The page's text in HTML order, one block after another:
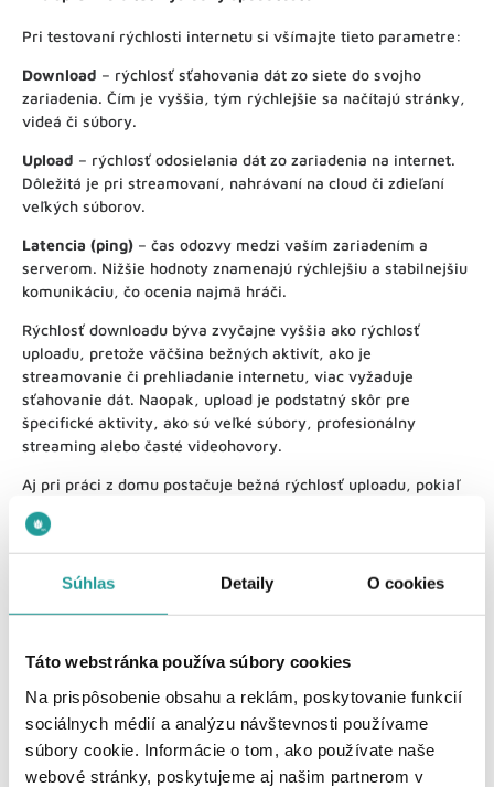
Súhlas Detaily O cookies
Táto webstránka používa súbory cookies
Na prispôsobenie obsahu a reklám, poskytovanie funkcií
sociálnych médií a analýzu návštevnosti používame
súbory cookie. Informácie o tom, ako používate naše
webové stránky, poskytujeme aj našim partnerom v
Pri testovaní rýchlosti internetu si všímajte tieto parametre:
Download – rýchlosť sťahovania dát zo siete do svojho
zariadenia. Čím je vyššia, tým rýchlejšie sa načítajú stránky,
videá či súbory.
Upload – rýchlosť odosielania dát zo zariadenia na internet.
Dôležitá je pri streamovaní, nahrávaní na cloud či zdieľaní
veľkých súborov.
Latencia (ping) – čas odozvy medzi vaším zariadením a
serverom. Nižšie hodnoty znamenajú rýchlejšiu a stabilnejšiu
komunikáciu, čo ocenia najmä hráči.
Rýchlosť downloadu býva zvyčajne vyššia ako rýchlosť
uploadu, pretože väčšina bežných aktivít, ako je
streamovanie či prehliadanie internetu, viac vyžaduje
sťahovanie dát. Naopak, upload je podstatný skôr pre
špecifické aktivity, ako sú veľké súbory, profesionálny
streaming alebo časté videohovory.
Aj pri práci z domu postačuje bežná rýchlosť uploadu, pokiaľ
nezdieľate extrémne veľké súbory alebo nepracujete s
multimediálnym obsahom vo vysokej kvalite. Bežné
videohovory cez Zoom, Teams či Google meet vyžadujú
minimálny upload na úrovni 3 Mbps, čo zvládne väčšina
pozrite si naše balíčky s najrýchlejším internetom. Zistite,
aké rýchlosti môžete mať s UPC, a zažite internet bez
kompromisov.